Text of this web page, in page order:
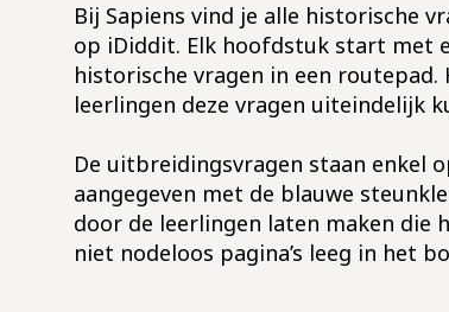
Bij Sapiens vind je alle historische
op iDiddit. Elk hoofdstuk start met
historische vragen in een
leerlingen deze vragen uiteindelijk
De uitbreidingsvragen staan enkel
aangegeven met de blauwe
door de leerlingen laten maken die
niet nodeloos pagina’s leeg in het